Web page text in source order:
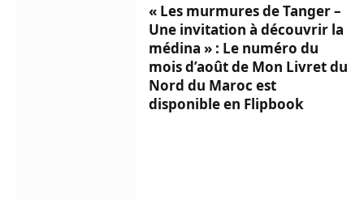
« Les murmures de Tanger –
Une invitation à découvrir la
médina » : Le numéro du
mois d’août de Mon Livret du
Nord du Maroc est
disponible en Flipbook